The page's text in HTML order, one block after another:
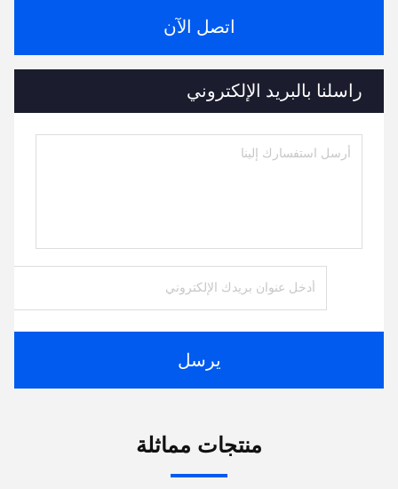
اتصل الآن
راسلنا بالبريد الإلكتروني
يرسل
منتجات مماثلة